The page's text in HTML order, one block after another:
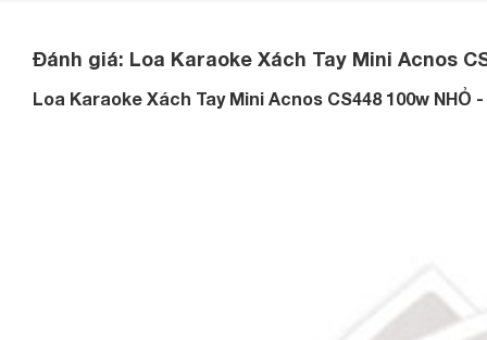
Đánh giá: Loa Karaoke Xách Tay Mini Acnos
Loa Karaoke Xách Tay Mini Acnos CS448 100w NHỎ